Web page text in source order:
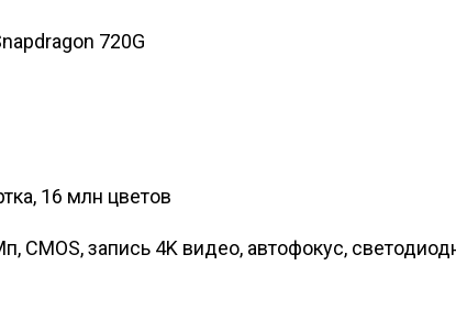
720G
16 млн цветов
запись 4K видео, автофокус,